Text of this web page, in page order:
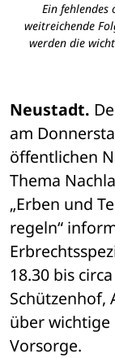
Ein
weitreichende
werden die
Neustadt.
am
öffentlichen
Thema
„Erben und
regeln“
18.30 bis
Schützenhof,
über wichtige
Vorsorge.